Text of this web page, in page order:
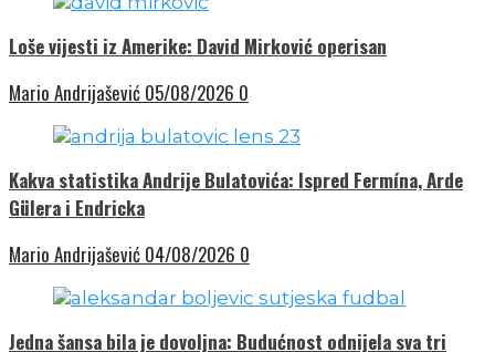
Loše vijesti iz Amerike: David Mirković operisan
Mario Andrijašević 05/08/2026 0
Kakva statistika Andrije Bulatovića: Ispred Fermína, Arde
Gülera i Endricka
Mario Andrijašević 04/08/2026 0
Jedna šansa bila je dovoljna: Budućnost odnijela sva tri